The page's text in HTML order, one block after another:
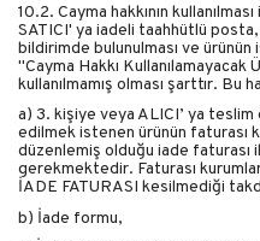
10.2. Cayma hakkının
SATICI' ya iadeli taahhütlü
bildirimde bulunulması ve
"Cayma Hakkı
kullanılmamış olması şarttır. Bu
a) 3. kişiye veya ALICI’ ya
edilmek istenen ürünün faturası
düzenlemiş olduğu iade
gerekmektedir. Faturası
İADE FATURASI kesilmediği
b) İade formu,